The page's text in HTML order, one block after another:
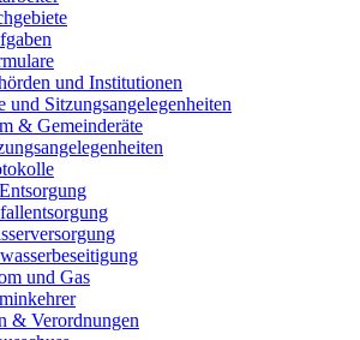
und Institutionen
und Sitzungsangelegenheiten
& Gemeinderäte
und Gas
& Verordnungen